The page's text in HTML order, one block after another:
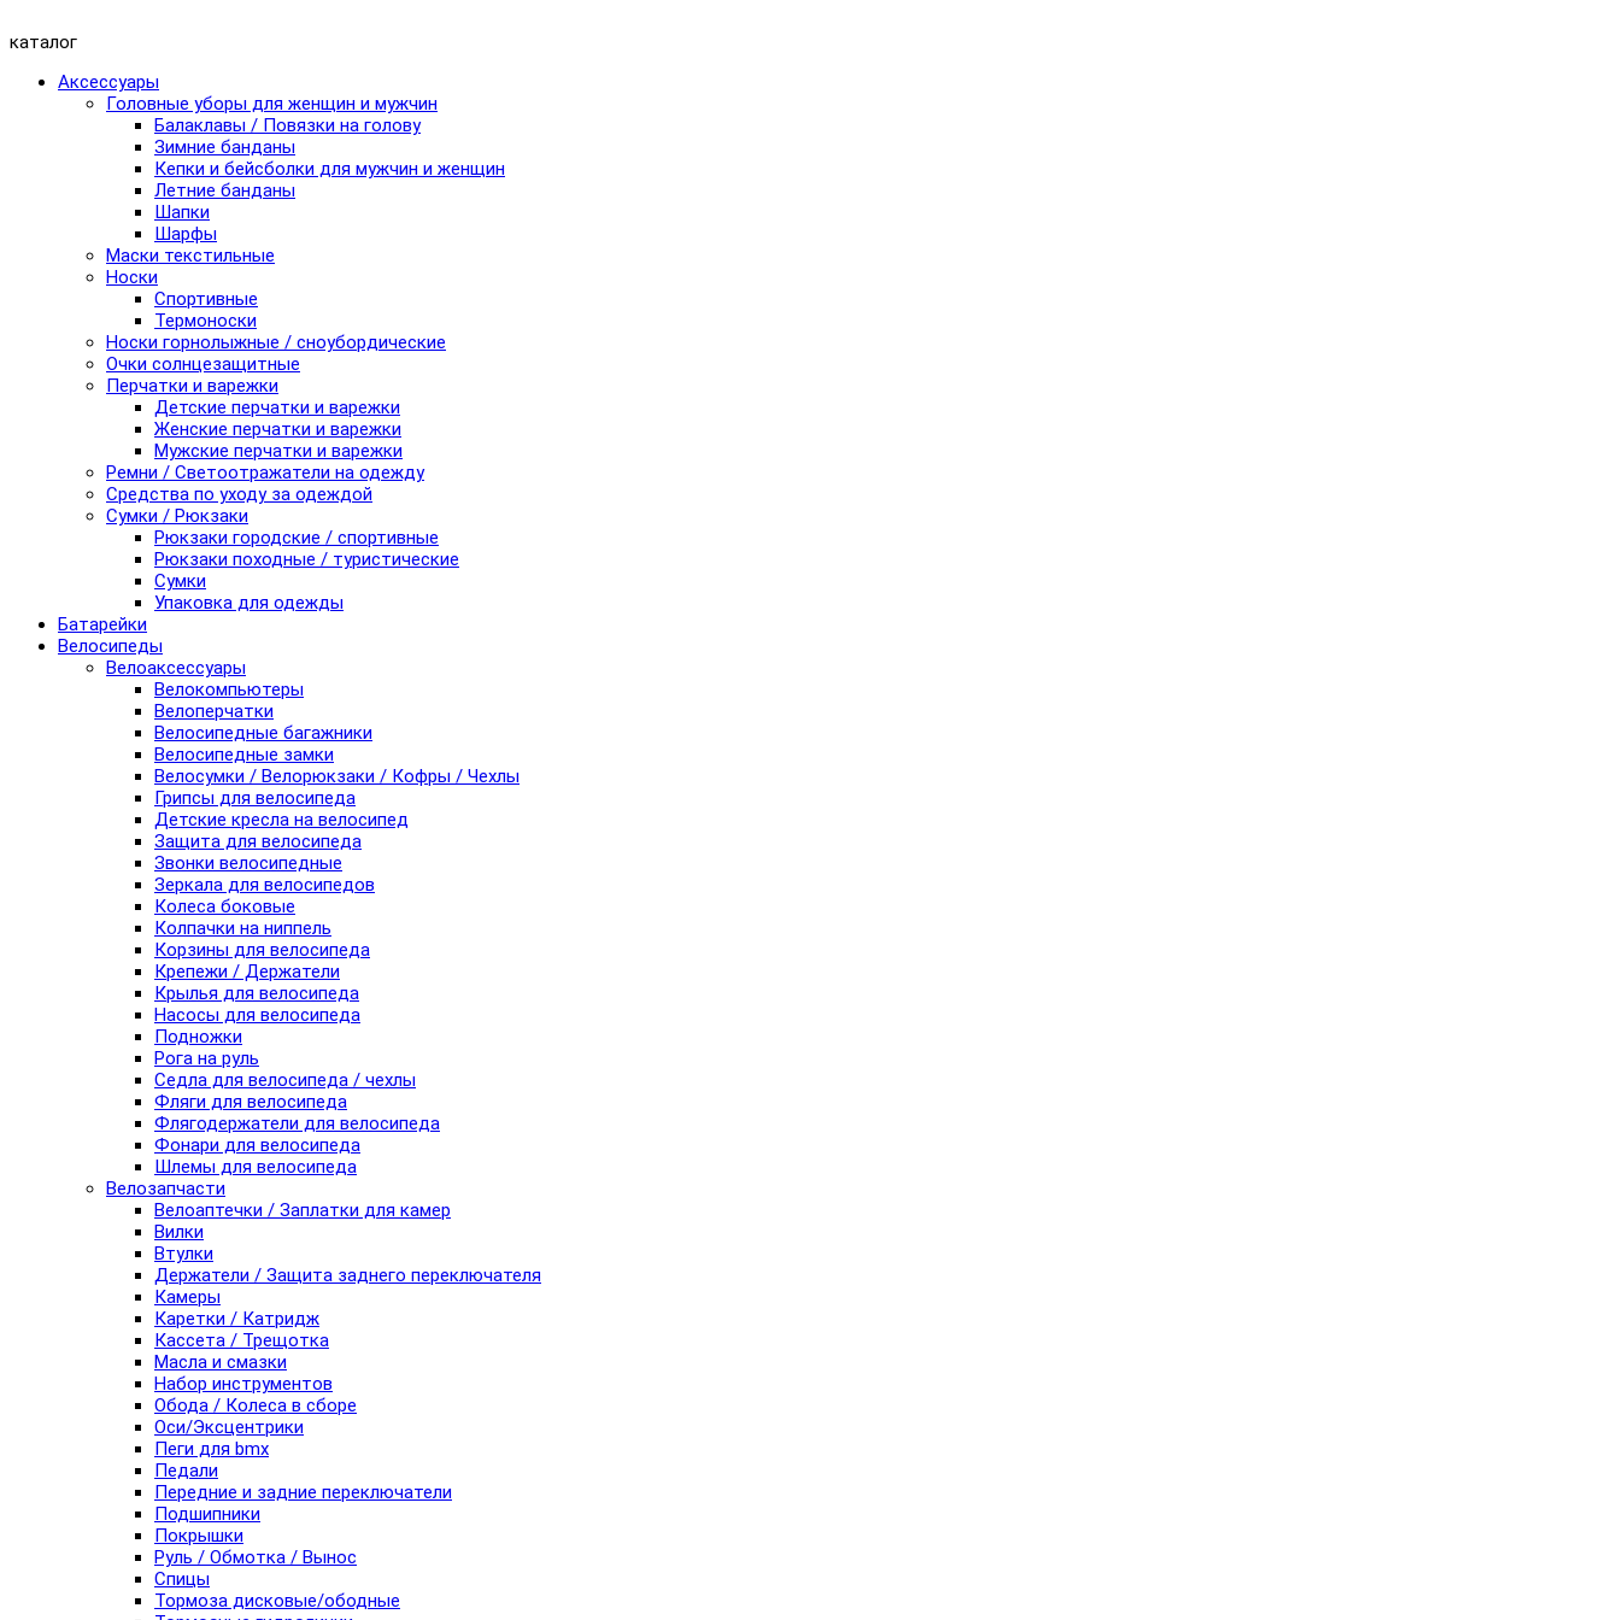
каталог
Аксессуары
Головные уборы для женщин и мужчин
Балаклавы / Повязки на голову
Зимние банданы
Кепки и бейсболки для мужчин и женщин
Летние банданы
Шапки
Шарфы
Маски текстильные
Носки
Спортивные
Термоноски
Носки горнолыжные / сноубордические
Очки солнцезащитные
Перчатки и варежки
Детские перчатки и варежки
Женские перчатки и варежки
Мужские перчатки и варежки
Ремни / Светоотражатели на одежду
Средства по уходу за одеждой
Сумки / Рюкзаки
Рюкзаки городские / спортивные
Рюкзаки походные / туристические
Сумки
Упаковка для одежды
Батарейки
Велосипеды
Велоаксессуары
Велокомпьютеры
Велоперчатки
Велосипедные багажники
Велосипедные замки
Велосумки / Велорюкзаки / Кофры / Чехлы
Грипсы для велосипеда
Детские кресла на велосипед
Защита для велосипеда
Звонки велосипедные
Зеркала для велосипедов
Колеса боковые
Колпачки на ниппель
Корзины для велосипеда
Крепежи / Держатели
Крылья для велосипеда
Насосы для велосипеда
Подножки
Рога на руль
Седла для велосипеда / чехлы
Фляги для велосипеда
Флягодержатели для велосипеда
Фонари для велосипеда
Шлемы для велосипеда
Велозапчасти
Велоаптечки / Заплатки для камер
Вилки
Втулки
Держатели / Защита заднего переключателя
Камеры
Каретки / Катридж
Кассета / Трещотка
Масла и смазки
Набор инструментов
Обода / Колеса в сборе
Оси/Эксцентрики
Пеги для bmx
Педали
Передние и задние переключатели
Подшипники
Покрышки
Руль / Обмотка / Вынос
Спицы
Тормоза дисковые/ободные